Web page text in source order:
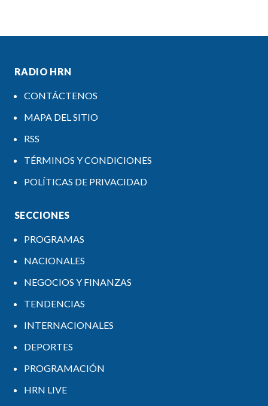
RADIO HRN
CONTÁCTENOS
MAPA DEL SITIO
RSS
TÉRMINOS Y CONDICIONES
POLÍTICAS DE PRIVACIDAD
SECCIONES
PROGRAMAS
NACIONALES
NEGOCIOS Y FINANZAS
TENDENCIAS
INTERNACIONALES
DEPORTES
PROGRAMACIÓN
HRN LIVE